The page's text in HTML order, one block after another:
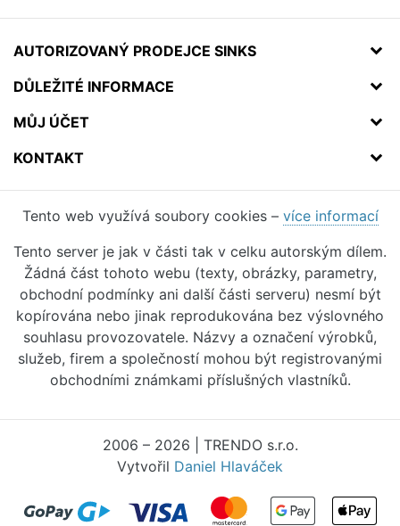
AUTORIZOVANÝ PRODEJCE SINKS
DŮLEŽITÉ INFORMACE
MŮJ ÚČET
KONTAKT
Tento web využívá soubory cookies – více informací
Tento server je jak v části tak v celku autorským dílem.
Žádná část tohoto webu (texty, obrázky, parametry,
obchodní podmínky ani další části serveru) nesmí být
kopírována nebo jinak reprodukována bez výslovného
souhlasu provozovatele. Názvy a označení výrobků,
služeb, firem a společností mohou být registrovanými
obchodními známkami příslušných vlastníků.
2006 – 2026 | TRENDO s.r.o.
Vytvořil Daniel Hlaváček